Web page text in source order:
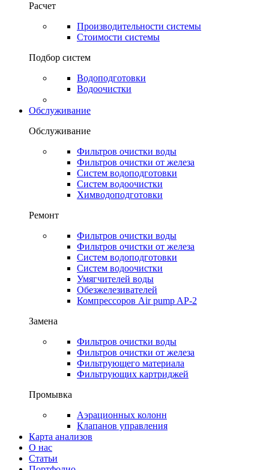
Расчет
Производительности системы
Стоимости системы
Подбор систем
Водоподготовки
Водоочистки
Обслуживание
Обслуживание
Фильтров очистки воды
Фильтров очистки от железа
Систем водоподготовки
Систем водоочистки
Химводоподготовки
Ремонт
Фильтров очистки воды
Фильтров очистки от железа
Систем водоподготовки
Систем водоочистки
Умягчителей воды
Обезжелезивателей
Компрессоров Air pump AP-2
Замена
Фильтров очистки воды
Фильтров очистки от железа
Фильтрующего материала
Фильтрующих картриджей
Промывка
Аэрационных колонн
Клапанов управления
Карта анализов
О нас
Статьи